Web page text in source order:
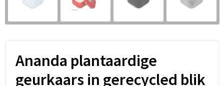
Ananda plantaardige
geurkaars in gerecycled blik